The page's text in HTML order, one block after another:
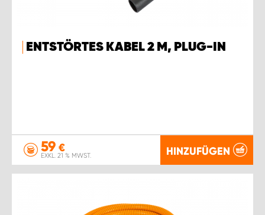
ENTSTÖRTES KABEL 2 M, PLUG-IN
59 €
EXKL. 21 % MWST. HINZUFÜGEN